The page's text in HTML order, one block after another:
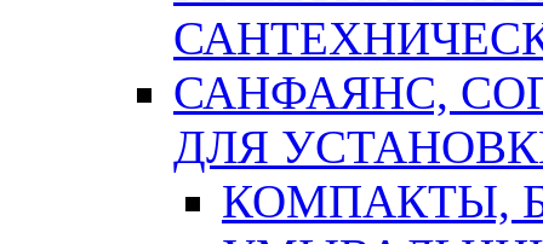
САНФАЯНС,
ДЛЯ
КОМПАКТЫ,